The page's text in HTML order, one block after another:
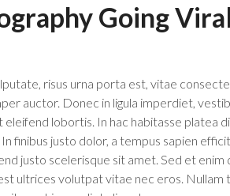
Going
risus urna porta est, vitae
auctor. Donec in ligula imperdiet,
lobortis. In hac habitasse platea
finibus justo dolor, a tempus sapien
justo scelerisque sit amet. Sed et enim
ultrices volutpat vitae nec eros. Nullam